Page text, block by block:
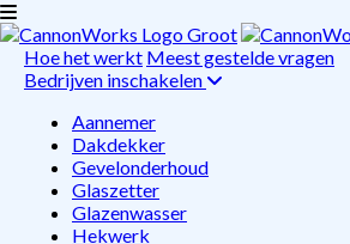
Hoe het werkt Meest gestelde vragen
Bedrijven inschakelen
Aannemer
Dakdekker
Gevelonderhoud
Glaszetter
Glazenwasser
Hekwerk